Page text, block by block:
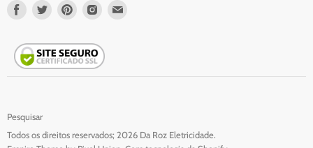
Nos
em
Facebook
Nos
em
Twitter
Nos
em
Pinterest
Nos
Instagram
Pesquisar
Todos os direitos reservados; 2026 Da Roz Eletricidade.